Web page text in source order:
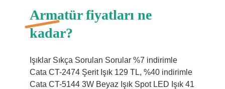
Armatür fiyatları ne
kadar?
Işıklar Sıkça Sorulan Sorular %7 indirimle
Cata CT-2474 Şerit Işık 129 TL, %40 indirimle
Cata CT-5144 3W Beyaz Işık Spot LED Işık 41